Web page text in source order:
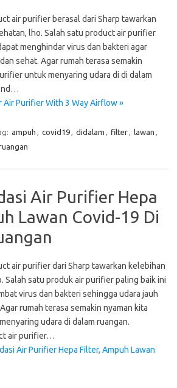
air purifier berasal dari Sharp tawarkan
lho. Salah satu product air purifier
menghindar virus dan bakteri agar
sehat. Agar rumah terasa semakin
untuk menyaring udara di di dalam
Air Purifier With 3 Way Airflow »
ampuh , covid19, didalam , filter, lawan ,
Air Purifier Hepa
Lawan Covid-19 Di
air purifier dari Sharp tawarkan kelebihan
Salah satu produk air purifier paling baik ini
virus dan bakteri sehingga udara jauh
rumah terasa semakin nyaman kita
udara di dalam ruangan.
air purifier…
Air Purifier Hepa Filter, Ampuh Lawan